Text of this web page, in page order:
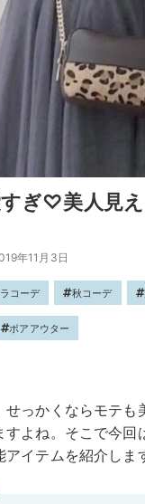
ぎ♡美人見
年11月3日
コーデ 秋コーデ
ボアアウター
っかくならモテ
すよね。そこで今
イテムを紹介しま